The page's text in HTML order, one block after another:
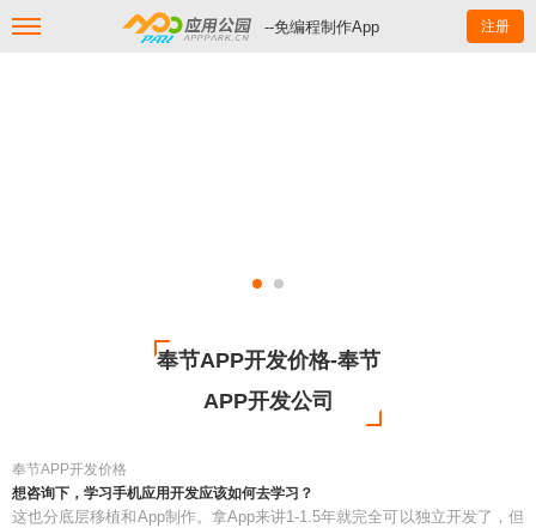
--免编程制作App 注册
奉节APP开发价格-奉节
APP开发公司
奉节APP开发价格
想咨询下，学习手机应用开发应该如何去学习？
这也分底层移植和App制作。拿App来讲1-1.5年就完全可以独立开发了，但